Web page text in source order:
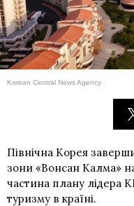
Korean Central News Agency
Північна Корея
зони «Вонсан Калма»
частина плану лідера
туризму в країні.